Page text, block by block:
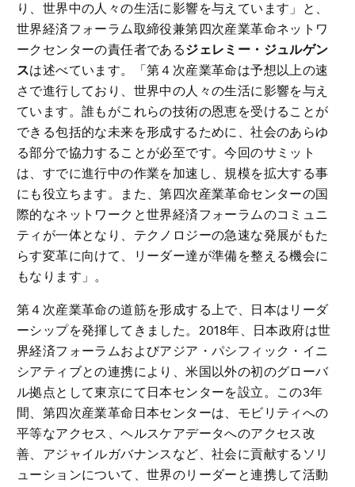
り、世界中の人々の生活に影響を与えています」と、
世界経済フォーラム取締役兼第四次産業革命ネットワ
ークセンターの責任者であるジェレミー・ジュルゲン
スは述べています。「第４次産業革命は予想以上の速
さで進行しており、世界中の人々の生活に影響を与え
ています。誰もがこれらの技術の恩恵を受けることが
できる包括的な未来を形成するために、社会のあらゆ
る部分で協力することが必至です。今回のサミット
は、すでに進行中の作業を加速し、規模を拡大する事
にも役立ちます。また、第四次産業革命センターの国
際的なネットワークと世界経済フォーラムのコミュニ
ティが一体となり、テクノロジーの急速な発展がもた
らす変革に向けて、リーダー達が準備を整える機会に
もなります」。
第４次産業革命の道筋を形成する上で、日本はリーダ
ーシップを発揮してきました。2018年、日本政府は世
界経済フォーラムおよびアジア・パシフィック・イニ
シアティブとの連携により、米国以外の初のグローバ
ル拠点として東京にて日本センターを設立。この3年
間、第四次産業革命日本センターは、モビリティへの
平等なアクセス、ヘルスケアデータへのアクセス改
善、アジャイルガバナンスなど、社会に貢献するソリ
ューションについて、世界のリーダーと連携して活動